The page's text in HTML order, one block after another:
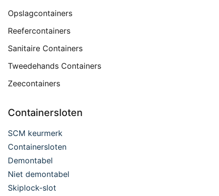
Opslagcontainers
Reefercontainers
Sanitaire Containers
Tweedehands Containers
Zeecontainers
Containersloten
SCM keurmerk
Containersloten
Demontabel
Niet demontabel
Skiplock-slot